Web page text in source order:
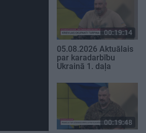
00:19:14
05.08.2026 Aktuālais
par karadarbību
Ukrainā 1. daļa
00:19:48